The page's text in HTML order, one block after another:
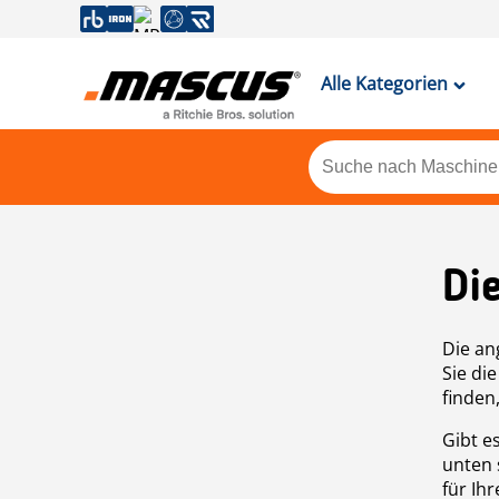
Alle Kategorien
Die
Sie
Gibt
unten
für